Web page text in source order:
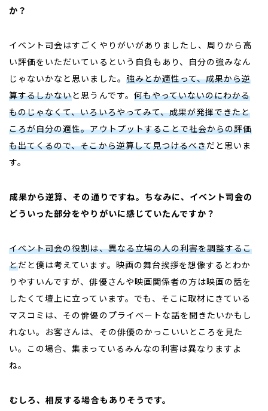
か？
イベント司会はすごくやりがいがありましたし、周りから高
い評価をいただいているという自負もあり、自分の強みなん
じゃないかなと思いました。 強みとか適性って、成果から逆
算するしかないと思うんです。 何もやっていないのにわかる
ものじゃなくて、いろいろやってみて、成果が発揮できたと
ころが自分の適性。アウトプットすることで社会からの評価
も出てくるので、そこから逆算して見つけるべきだと思いま
す。
――成果から逆算、その通りですね。ちなみに、イベント司会の
どういった部分をやりがいに感じていたんですか？
イベント司会の役割は、異なる立場の人の利害を調整するこ
とだと僕は考えています。映画の舞台挨拶を想像するとわか
りやすいんですが、俳優さんや映画関係者の方は映画の話を
したくて壇上に立っています。でも、そこに取材にきている
マスコミは、その俳優のプライベートな話を聞きたいかもし
れない。お客さんは、その俳優のかっこいいところを見た
い。この場合、集まっているみんなの利害は異なりますよ
ね。
むしろ、相反する場合もありそうです。